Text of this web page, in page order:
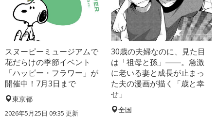
スヌーピーミュージアムで
花だらけの季節イベント
「ハッピー・フラワー」が
開催中！7月3日まで
東京都
2026年5月25日 09:35 更新
30歳の夫婦なのに、見た目
は「祖母と孫」――。急激
に老いる妻と成長が止まっ
た夫の漫画が描く「歳と幸
せ」
全国